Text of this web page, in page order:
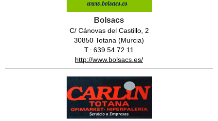
Bolsacs
C/ Cánovas del Castillo, 2
30850 Totana (Murcia)
T.: 639 54 72 11
http://www.bolsacs.es/